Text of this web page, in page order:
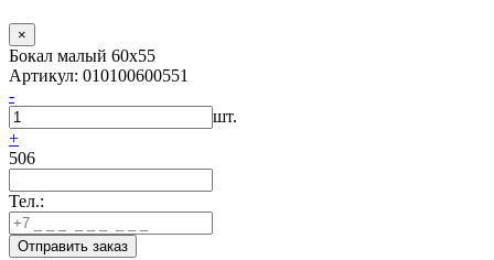
×
Бокал малый 60х55
Артикул: 010100600551
-
шт.
+
506
Тел.: